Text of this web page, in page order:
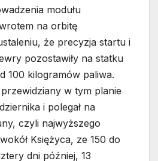
modułu
na orbitę
że precyzja startu i
pozostawiły na statku
100 kilogramów paliwa.
w tym planie
i polegał na
czyli najwyższego
Księżyca, ze 150 do
dni później, 13